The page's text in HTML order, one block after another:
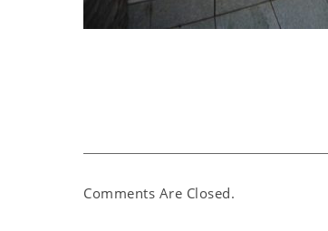
Comments Are Closed.